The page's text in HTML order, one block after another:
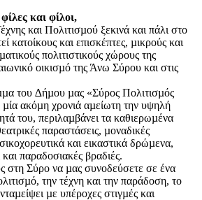
και φίλοι,
και Πολιτισµού ξεκινά και πάλι στο
κατοίκους και επισκέπτες, µικρούς και
πολιτιστικούς χώρους της
οικισµό της Άνω Σύρου και στις
του ∆ήµου µας «Σύρος Πολιτισµός
µία ακόµη χρονιά αµείωτη την υψηλή
του, περιλαµβάνει τα καθιερωµένα
παραστάσεις, µοναδικές
και εικαστικά δρώµενα,
παραδοσιακές βραδιές.
στη Σύρο να µας συνοδεύσετε σε ένα
την τέχνη και την παράδοση, το
µε υπέροχες στιγµές και